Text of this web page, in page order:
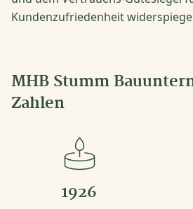
Kundenzufriedenheit
MHB Stumm
Zahlen
1926